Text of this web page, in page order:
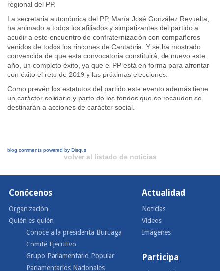
regional del PP.
La secretaria autonómica del PP, María José González Revuelta,
ha animado a todos los afiliados y simpatizantes del partido a
acudir a este encuentro de confraternización con compañeros
venidos de todos los rincones de Cantabria. Y se ha mostrado
convencida de que esta convocatoria constituirá, de nuevo este
año, un completo éxito, ya que el PP está en forma para afrontar
con éxito el reto de 2019 y las próximas elecciones.
Como prevén los estatutos del partido este evento además tiene
un carácter solidario y parte de los fondos que se recauden se
destinarán a acciones de carácter social.
blog comments powered by Disqus
volver al listado de noticias
Conócenos
Organización
Quién es quién
Conoce a la presidenta Buruaga
Comité Ejecutivo
Grupo Parlamentario Popular
Parlamentarios Nacionales
Actualidad
Noticias
Vídeos
Imágenes
Participa